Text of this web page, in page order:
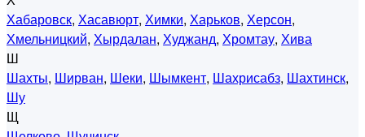
Хабаровск, Хасавюрт, Химки, Харьков, Херсон,
Хмельницкий, Хырдалан, Худжанд, Хромтау, Хива
Ш
Шахты, Ширван, Шеки, Шымкент, Шахрисабз, Шахтинск,
Шу
Щ